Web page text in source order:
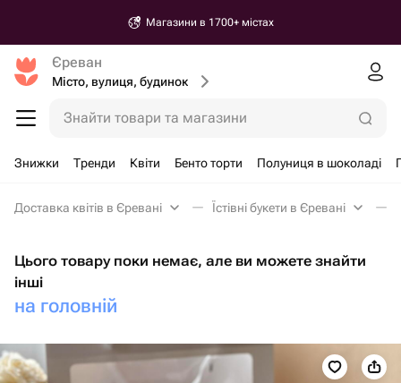
Магазини в 1700+ містах
Єреван
Місто, вулиця, будинок
Знайти товари та магазини
Знижки Тренди Квіти Бенто торти Полуниця в шоколаді
Доставка квітів в Єревані Їстівні букети в Єревані
Цього товару поки немає, але ви можете знайти
інші
на головній